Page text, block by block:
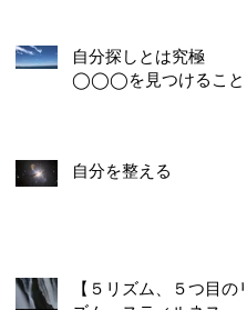
自分探しとは究極
◯◯◯を見つけること
自分を整える
【５リズム、５つ目のリ